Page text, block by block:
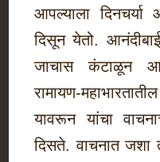
आपल्याला
दिसून येतो.
जाचास कंटाळून
रामायण-
यावरून यांचा
दिसते. वाचनात जशा